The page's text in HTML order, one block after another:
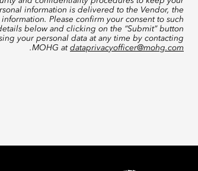
information is delivered to the Vendor, the
Please confirm your consent to such
below and clicking on the “Submit” button
your personal data at any time by contacting
MOHG at dataprivacyofficer@mohg.com
.